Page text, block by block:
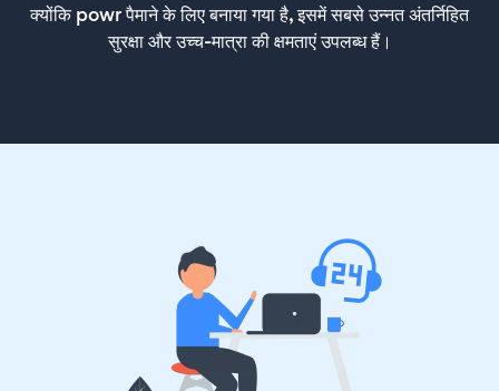
क्योंकि powr पैमाने के लिए बनाया गया है, इसमें सबसे उन्नत अंतर्निहित
सुरक्षा और उच्च-मात्रा की क्षमताएं उपलब्ध हैं।